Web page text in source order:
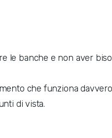
le banche e non aver
che funziona davvero
di vista.